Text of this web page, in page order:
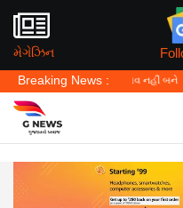
મેગેઝિન
Breaking News :
ગુનાનો બચાવ નહીં બને ડિજિટલ